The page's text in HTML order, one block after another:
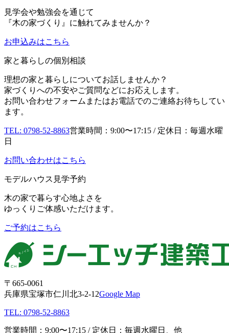
見学会や勉強会を通じて
『木の家づくり』に触れてみませんか？
お申込みはこちら
家と暮らしの個別相談
理想の家と暮らしについてお話しませんか？
家づくりへの不安やご質問などにお応えします。
お問い合わせフォームまたはお電話でのご連絡お待ちしてい
ます。
TEL: 0798-52-8863営業時間：9:00〜17:15 / 定休日：毎週水曜
日
お問い合わせはこちら
モデルハウス見学予約
木の家で暮らす心地よさを
ゆっくりご体感いただけます。
ご予約はこちら
〒665-0061
兵庫県宝塚市仁川北3-2-12Google Map
TEL: 0798-52-8863
営業時間：9:00〜17:15 / 定休日：毎週水曜日、他